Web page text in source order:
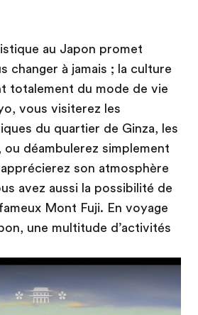
au Japon promet
changer à jamais ; la culture
totalement du mode de vie
vous visiterez les
du quartier de Ginza, les
déambulerez simplement
son atmosphère
avez aussi la possibilité de
Mont Fuji. En voyage
une multitude d’activités